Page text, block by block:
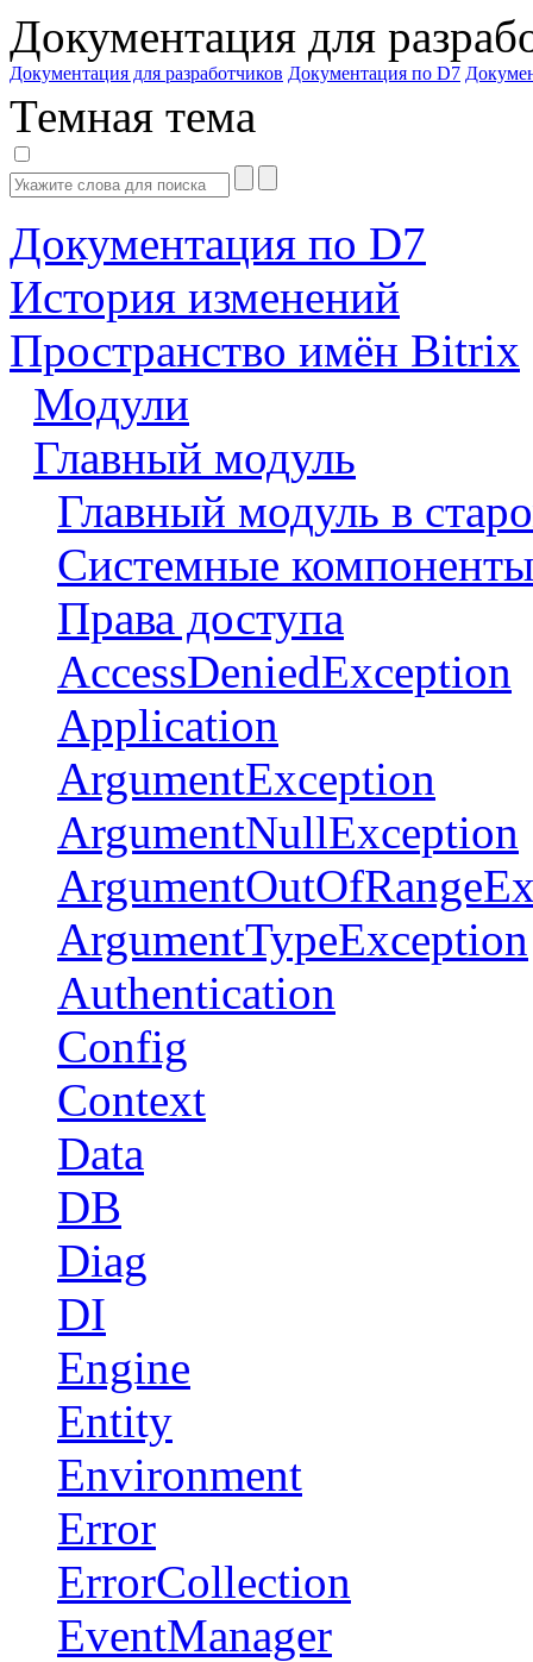
Документация для
Документация для разработчиков Документация по D7
Темная тема
Документация по D7
История изменений
Пространство имён Bitrix
Модули
Главный модуль
Главный модуль в
Системные компоненты
Права доступа
AccessDeniedException
Application
ArgumentException
ArgumentNullException
ArgumentTypeException
Authentication
Config
Context
Data
DB
Diag
DI
Engine
Entity
Environment
Error
ErrorCollection
EventManager